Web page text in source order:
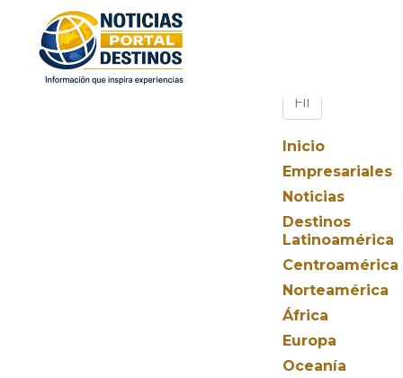
Inicio
Empresariales
Noticias
Destinos
Latinoamérica
Centroamérica
Norteamérica
África
Europa
Oceanía